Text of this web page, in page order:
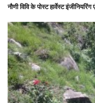
नौणी विवि के पोस्ट हार्वेस्ट